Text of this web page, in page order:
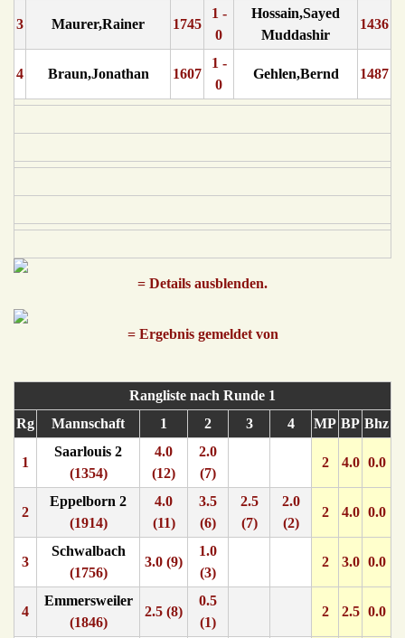
3 Maurer,Rainer 1745
1 -
0
Hossain,Sayed
Muddashir
1436
4 Braun,Jonathan 1607
1 -
0
Gehlen,Bernd 1487
= Details ausblenden.
= Ergebnis gemeldet von
Rangliste nach Runde 1
Rg
Mannschaft 1 2 3 4 MP BP Bhz
1
Saarlouis 2
(1354)
4.0
(12)
2.0
(7)
2 4.0 0.0
2
Eppelborn 2
(1914)
4.0
(11)
3.5
(6)
2.5
(7)
2.0
(2)
2 4.0 0.0
3
Schwalbach
(1756)
3.0 (9)
1.0
(3)
2 3.0 0.0
4
Emmersweiler
(1846)
2.5 (8)
0.5
(1)
2 2.5 0.0